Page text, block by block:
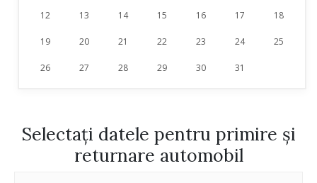
12 13 14 15 16 17 18
19 20 21 22 23 24 25
26 27 28 29 30 31
Selectați datele pentru primire și
returnare automobil